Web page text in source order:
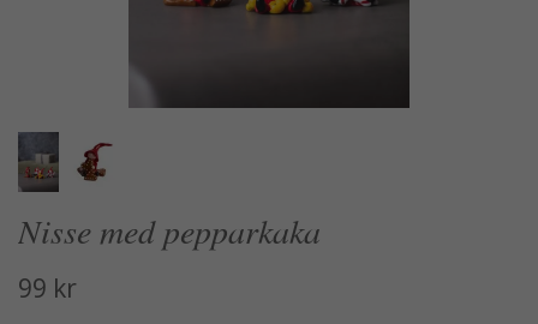
Nisse med pepparkaka
99 kr